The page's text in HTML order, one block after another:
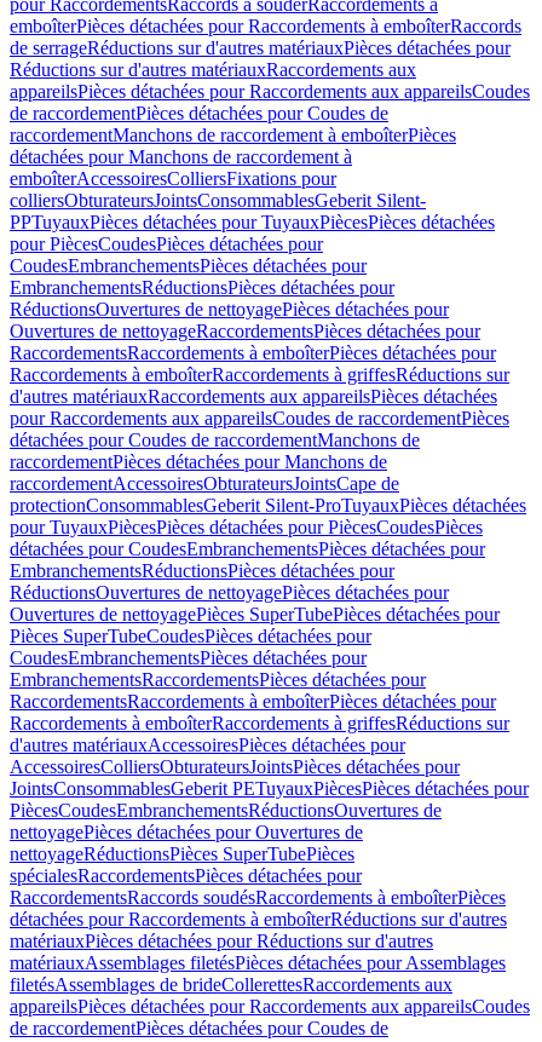
pour RaccordementsRaccords à souderRaccordements à
emboîterPièces détachées pour Raccordements à emboîterRaccords
de serrageRéductions sur d'autres matériauxPièces détachées pour
Réductions sur d'autres matériauxRaccordements aux
appareilsPièces détachées pour Raccordements aux appareilsCoudes
de raccordementPièces détachées pour Coudes de
raccordementManchons de raccordement à emboîterPièces
détachées pour Manchons de raccordement à
emboîterAccessoiresColliersFixations pour
colliersObturateursJointsConsommablesGeberit Silent-
PPTuyauxPièces détachées pour TuyauxPiècesPièces détachées
pour PiècesCoudesPièces détachées pour
CoudesEmbranchementsPièces détachées pour
EmbranchementsRéductionsPièces détachées pour
RéductionsOuvertures de nettoyagePièces détachées pour
Ouvertures de nettoyageRaccordementsPièces détachées pour
RaccordementsRaccordements à emboîterPièces détachées pour
Raccordements à emboîterRaccordements à griffesRéductions sur
d'autres matériauxRaccordements aux appareilsPièces détachées
pour Raccordements aux appareilsCoudes de raccordementPièces
détachées pour Coudes de raccordementManchons de
raccordementPièces détachées pour Manchons de
raccordementAccessoiresObturateursJointsCape de
protectionConsommablesGeberit Silent-ProTuyauxPièces détachées
pour TuyauxPiècesPièces détachées pour PiècesCoudesPièces
détachées pour CoudesEmbranchementsPièces détachées pour
EmbranchementsRéductionsPièces détachées pour
RéductionsOuvertures de nettoyagePièces détachées pour
Ouvertures de nettoyagePièces SuperTubePièces détachées pour
Pièces SuperTubeCoudesPièces détachées pour
CoudesEmbranchementsPièces détachées pour
EmbranchementsRaccordementsPièces détachées pour
RaccordementsRaccordements à emboîterPièces détachées pour
Raccordements à emboîterRaccordements à griffesRéductions sur
d'autres matériauxAccessoiresPièces détachées pour
AccessoiresColliersObturateursJointsPièces détachées pour
JointsConsommablesGeberit PETuyauxPiècesPièces détachées pour
PiècesCoudesEmbranchementsRéductionsOuvertures de
nettoyagePièces détachées pour Ouvertures de
nettoyageRéductionsPièces SuperTubePièces
spécialesRaccordementsPièces détachées pour
RaccordementsRaccords soudésRaccordements à emboîterPièces
détachées pour Raccordements à emboîterRéductions sur d'autres
matériauxPièces détachées pour Réductions sur d'autres
matériauxAssemblages filetésPièces détachées pour Assemblages
filetésAssemblages de brideCollerettesRaccordements aux
appareilsPièces détachées pour Raccordements aux appareilsCoudes
de raccordementPièces détachées pour Coudes de